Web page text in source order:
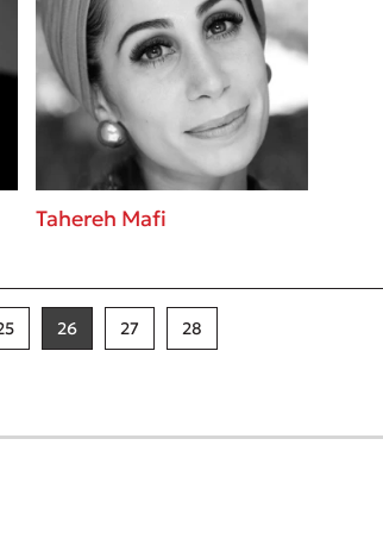
Tahereh Mafi
26 27 28